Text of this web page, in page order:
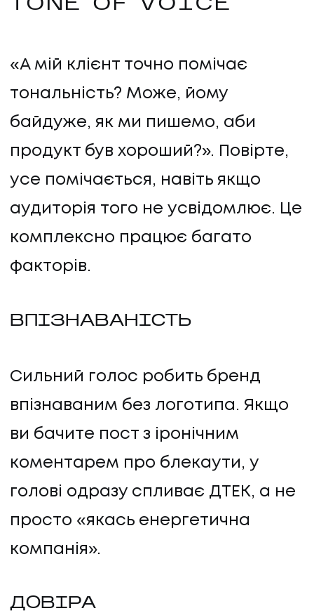
TONE OF VOICE
«А мій клієнт точно помічає
тональність? Може, йому
байдуже, як ми пишемо, аби
продукт був хороший?». Повірте,
усе помічається, навіть якщо
аудиторія того не усвідомлює. Це
комплексно працює багато
факторів.
ВПІЗНАВАНІСТЬ
Сильний голос робить бренд
впізнаваним без логотипа. Якщо
ви бачите пост з іронічним
коментарем про блекаути, у
голові одразу спливає ДТЕК, а не
просто «якась енергетична
компанія».
ДОВІРА